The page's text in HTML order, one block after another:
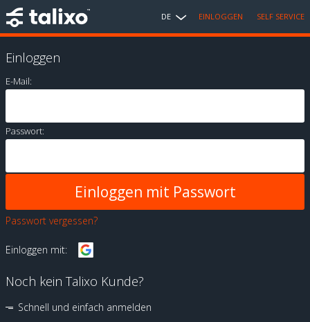
DE EINLOGGEN SELF SERVICE
Einloggen
E-Mail:
Passwort:
Passwort vergessen?
Einloggen mit:
Noch kein Talixo Kunde?
Schnell und einfach anmelden